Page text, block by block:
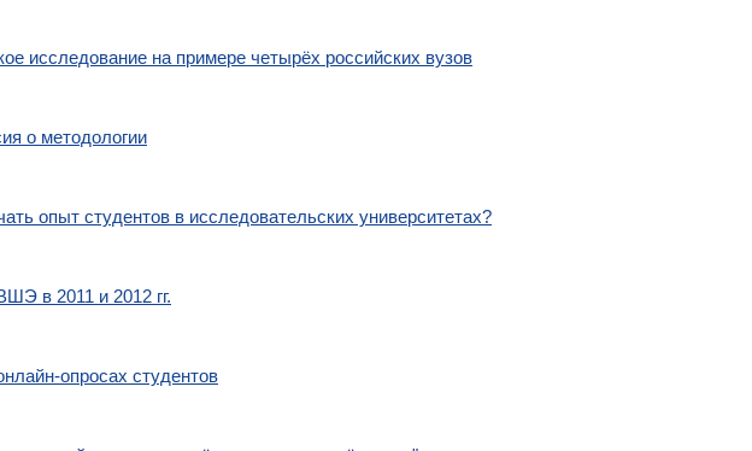
исследование на примере четырёх российских вузов
о методологии
опыт студентов в исследовательских университетах?
в 2011 и 2012 гг.
опросах студентов